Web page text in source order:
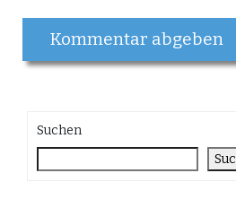
Suchen